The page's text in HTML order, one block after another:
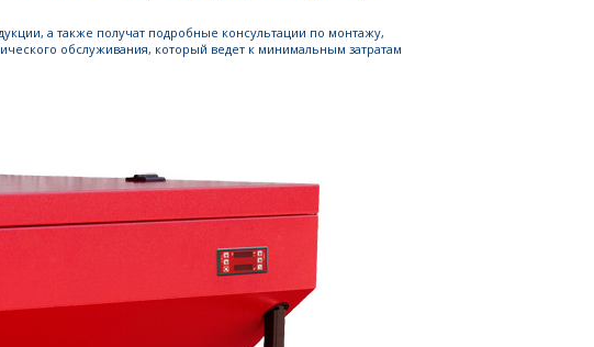
а также получат подробные консультации по монтажу,
обслуживания, который ведет к минимальным затратам